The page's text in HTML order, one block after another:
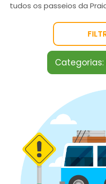
tudos os passeios da
Categorias: